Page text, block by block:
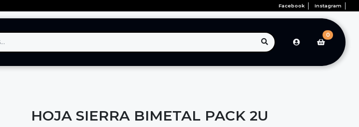
Facebook Instagram
0
HOJA SIERRA BIMETAL PACK 2U